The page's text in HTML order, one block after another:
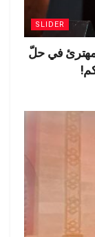
SLIDER
في حلّ